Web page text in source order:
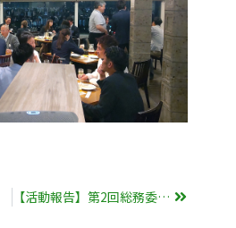
【活動報告】第2回総務委員会を開催